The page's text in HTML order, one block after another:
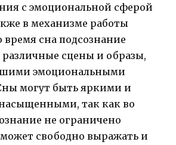
с эмоциональной сферой
в механизме работы
сна подсознание
сцены и образы,
эмоциональными
могут быть яркими и
так как во
не ограничено
свободно выражать и